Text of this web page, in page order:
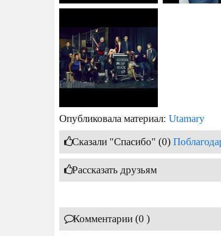
Опубликовала материал: Utamary
Сказали "Спасибо" (0)
Рассказать друзьям
Комментарии (0 )